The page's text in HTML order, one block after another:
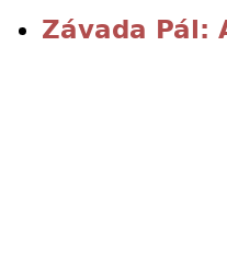
Závada Pál: